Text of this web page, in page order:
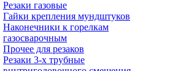
Резаки газовые
Гайки крепления мундштуков
Наконечники к горелкам
газосварочным
Прочее для резаков
Резаки 3-х трубные